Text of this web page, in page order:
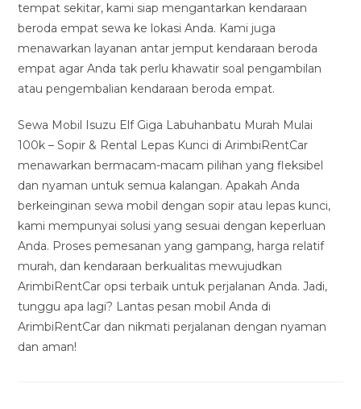
tempat sekitar, kami siap mengantarkan kendaraan
beroda empat sewa ke lokasi Anda. Kami juga
menawarkan layanan antar jemput kendaraan beroda
empat agar Anda tak perlu khawatir soal pengambilan
atau pengembalian kendaraan beroda empat.
Sewa Mobil Isuzu Elf Giga Labuhanbatu Murah Mulai
100k – Sopir & Rental Lepas Kunci di ArimbiRentCar
menawarkan bermacam-macam pilihan yang fleksibel
dan nyaman untuk semua kalangan. Apakah Anda
berkeinginan sewa mobil dengan sopir atau lepas kunci,
kami mempunyai solusi yang sesuai dengan keperluan
Anda. Proses pemesanan yang gampang, harga relatif
murah, dan kendaraan berkualitas mewujudkan
ArimbiRentCar opsi terbaik untuk perjalanan Anda. Jadi,
tunggu apa lagi? Lantas pesan mobil Anda di
ArimbiRentCar dan nikmati perjalanan dengan nyaman
dan aman!